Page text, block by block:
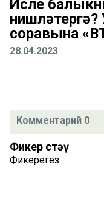
Исле
соравына
28.04.2023
Комментарий 0
Фикер өстәү
Фикерегез